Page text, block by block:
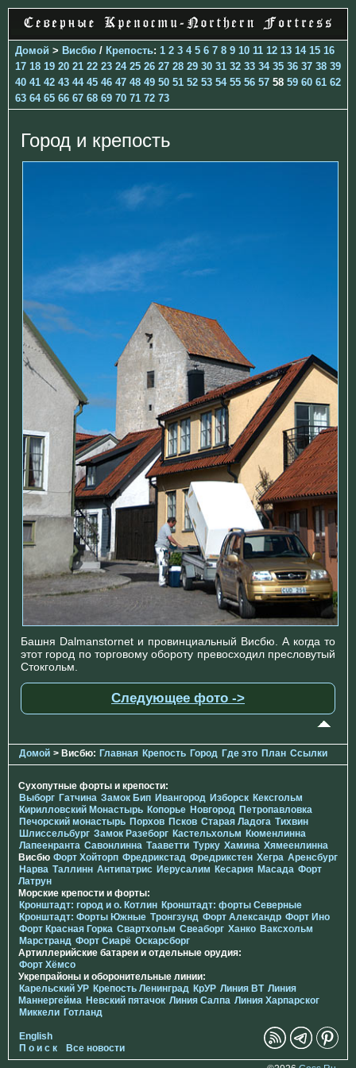
Домой > Висбю / Крепость: 1 2 3 4 5 6 7 8 9 10 11 12 13 14 15 16
17 18 19 20 21 22 23 24 25 26 27 28 29 30 31 32 33 34 35 36 37 38 39
40 41 42 43 44 45 46 47 48 49 50 51 52 53 54 55 56 57 58 59 60 61 62
63 64 65 66 67 68 69 70 71 72 73
Город и крепость
Башня Dalmanstornet и провинциальный Висбю. А когда то
этот город по торговому обороту превосходил пресловутый
Стокгольм.
Следующее фото ->
Домой > Висбю: Главная Крепость Город Где это План Ссылки
Сухопутные форты и крепости:
Выборг Гатчина Замок Бип Ивангород Изборск Кексгольм
Кирилловский Монастырь Копорье Новгород Петропавловка
Печорcкий монастырь Порхов Псков Старая Ладога Тихвин
Шлиссельбург Замок Разеборг Кастельхольм Кюменлинна
Лапеенранта Савонлинна Тааветти Турку Хамина Хямеенлинна
Висбю Форт Хойторп Фредрикстад Фредрикстен Хегра Аренсбург
Нарва Таллинн Антипатрис Иерусалим Кесария Масада Форт
Латрун
Морские крепости и форты:
Кронштадт: город и о. Котлин Кронштадт: форты Северные
Кронштадт: Форты Южные Тронгзунд Форт Александр Форт Ино
Форт Красная Горка Свартхольм Свеаборг Ханко Ваксхольм
Марстранд Форт Сиарё Оскарсборг
Артиллерийские батареи и отдельные орудия:
Форт Хёмсо
Укрепрайоны и оборонительные линии:
Карельский УР Крепость Ленинград КрУР Линия ВТ Линия
Маннергейма Невский пятачок Линия Салпа Линия Харпарског
Миккели Готланд
English
П о и с к
Все новости